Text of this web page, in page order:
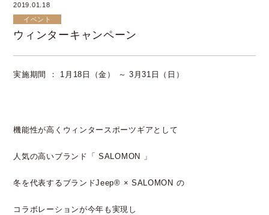
2019.01.18
イベント
ウィンターキャンペーン
実施期間 ： 1月18日（金） ～ 3月31日（日）
機能性が高くウィンタースポーツギアとして
人気の高いブランド「 SALOMON 」
冬を代表するブランドJeep® × SALOMON の
コラボレーションが今年も実現し